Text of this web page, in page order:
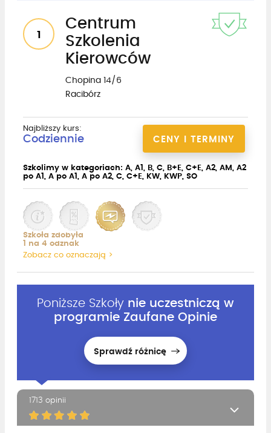
1
Centrum
Szkolenia
Kierowców
Chopina 14/6
Racibórz
CENY I TERMINY
Najbliższy kurs:
Codziennie
Szkolimy w kategoriach: A, A1, B, C, B+E, C+E, A2, AM, A2
po A1, A po A1, A po A2, C, C+E, KW, KWP, SO
Szkoła zdobyła
1 na 4 odznak
Zobacz co oznaczają >
Poniższe Szkoły nie uczestniczą w
programie Zaufane Opinie
Sprawdź różnicę
1713 opinii